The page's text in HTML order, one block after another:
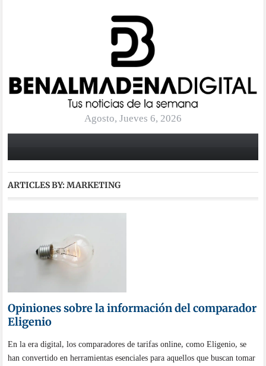
Agosto, Jueves 6, 2026
ARTICLES BY: MARKETING
Opiniones sobre la información del comparador
Eligenio
En la era digital, los comparadores de tarifas online, como Eligenio, se
han convertido en herramientas esenciales para aquellos que buscan tomar